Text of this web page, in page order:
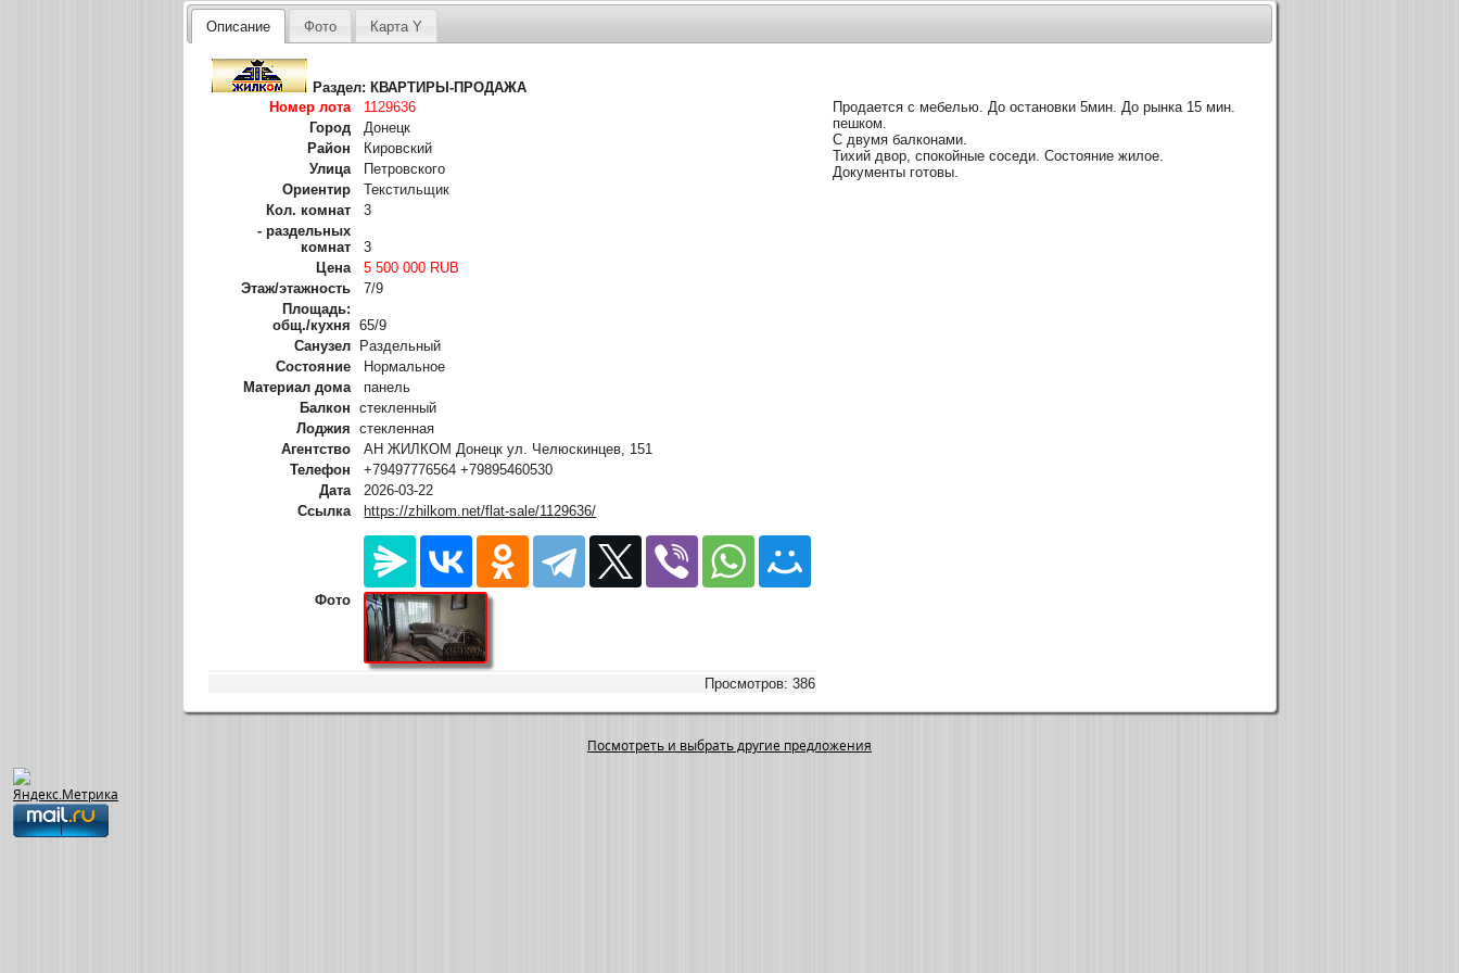
Описание Фото Карта Y
Раздел:КВАРТИРЫ-ПРОДАЖА
Номер лота
1129636
Город
Донецк
Район
Кировский
Улица
Петровского
Ориентир
Текстильщик
Кол. комнат
3
- раздельных
комнат
3
Цена
5 500 000 RUB
Этаж/этажность
7/9
Площадь:
общ./кухня
65/9
Санузел Раздельный
Состояние
Нормальное
Материал дома
панель
Балкон
стекленный
Лоджия
стекленная
Агентство
АН ЖИЛКОМ Донецк ул. Челюскинцев, 151
Телефон
+79497776564 +79895460530
Дата
2026-03-22
Ссылка
https://zhilkom.net/flat-sale/1129636/
Фото
Просмотров: 386
Продается с мебелью. До остановки 5мин. До рынка 15 мин.
пешком.
C двумя балконами.
Тихий двор, спокойные соседи. Состояние жилое.
Документы готовы.
Посмотреть и выбрать другие предложения